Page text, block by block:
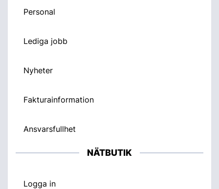
Personal
Lediga jobb
Nyheter
Fakturainformation
Ansvarsfullhet
NÄTBUTIK
Logga in